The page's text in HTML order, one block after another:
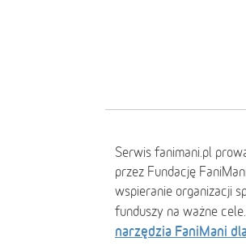
Serwis fanimani.pl
przez Fundację
wspieranie organizacji
funduszy na ważne cele.
narzędzia FaniMani